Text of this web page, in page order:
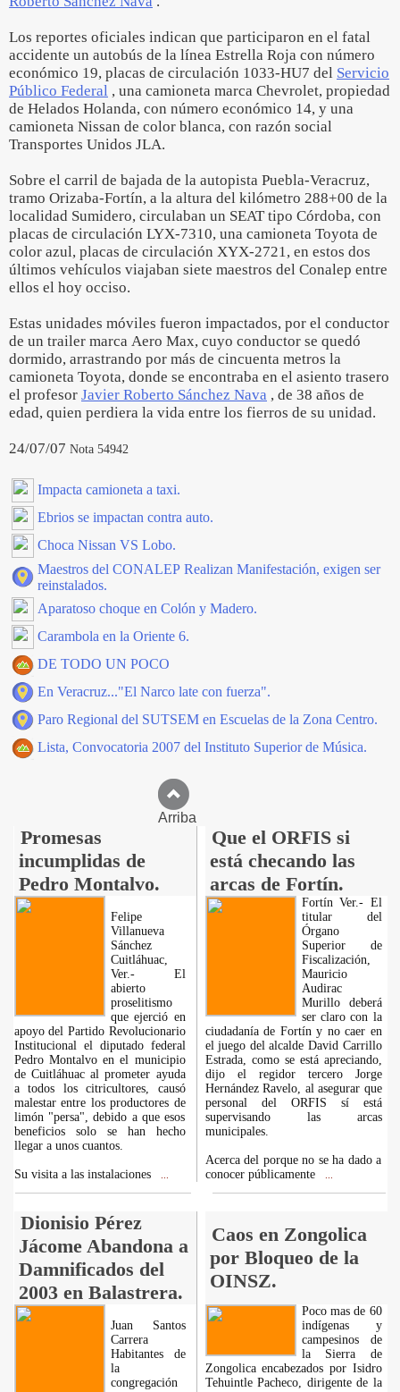
Los reportes oficiales indican que participaron en el fatal
accidente un autobús de la línea Estrella Roja con número
económico 19, placas de circulación 1033-HU7 del Servicio
Público Federal , una camioneta marca Chevrolet, propiedad
de Helados Holanda, con número económico 14, y una
camioneta Nissan de color blanca, con razón social
Transportes Unidos JLA.
Sobre el carril de bajada de la autopista Puebla-Veracruz,
tramo Orizaba-Fortín, a la altura del kilómetro 288+00 de la
localidad Sumidero, circulaban un SEAT tipo Córdoba, con
placas de circulación LYX-7310, una camioneta Toyota de
color azul, placas de circulación XYX-2721, en estos dos
últimos vehículos viajaban siete maestros del Conalep entre
ellos el hoy occiso.
Estas unidades móviles fueron impactados, por el conductor
de un trailer marca Aero Max, cuyo conductor se quedó
dormido, arrastrando por más de cincuenta metros la
camioneta Toyota, donde se encontraba en el asiento trasero
el profesor Javier Roberto Sánchez Nava , de 38 años de
edad, quien perdiera la vida entre los fierros de su unidad.
24/07/07 Nota 54942
Impacta camioneta a taxi.
Ebrios se impactan contra auto.
Choca Nissan VS Lobo.
Maestros del CONALEP Realizan Manifestación, exigen ser
reinstalados.
Aparatoso choque en Colón y Madero.
Carambola en la Oriente 6.
DE TODO UN POCO
En Veracruz..."El Narco late con fuerza".
Paro Regional del SUTSEM en Escuelas de la Zona Centro.
Lista, Convocatoria 2007 del Instituto Superior de Música.
Arriba
Promesas
incumplidas de
Pedro Montalvo.
Que el ORFIS si
está checando las
arcas de Fortín.
Felipe
Villanueva
Sánchez
Cuitláhuac,
Ver.- El
abierto
proselitismo
que ejerció en
apoyo del Partido Revolucionario
Institucional el diputado federal
Pedro Montalvo en el municipio
de Cuitláhuac al prometer ayuda
a todos los citricultores, causó
malestar entre los productores de
limón "persa", debido a que esos
beneficios solo se han hecho
llegar a unos cuantos.
Su visita a las instalaciones
Fortín Ver.- El
titular del
Órgano
Superior de
Fiscalización,
Mauricio
Audirac
Murillo deberá
ser claro con la
ciudadanía de Fortín y no caer en
el juego del alcalde David Carrillo
Estrada, como se está apreciando,
dijo el regidor tercero Jorge
Hernández Ravelo, al asegurar que
personal del ORFIS sí está
supervisando las arcas
municipales.
Acerca del porque no se ha dado a
conocer públicamente
Dionisio Pérez
Jácome Abandona a
Damnificados del
2003 en Balastrera.
Caos en Zongolica
por Bloqueo de la
OINSZ.
Juan Santos
Carrera
Habitantes de
la
congregación
Poco mas de 60
indígenas y
campesinos de
la Sierra de
Zongolica encabezados por Isidro
Tehuintle Pacheco, dirigente de la